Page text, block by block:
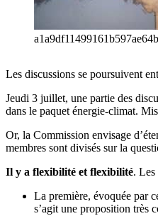
Les discussions se poursuivent
Jeudi 3 juillet, une partie des
dans le paquet énergie-climat.
Or, la Commission envisage
membres sont divisés sur la
Il y a flexibilité et flexibilité. Les
La première, évoquée par
s’agit une proposition très